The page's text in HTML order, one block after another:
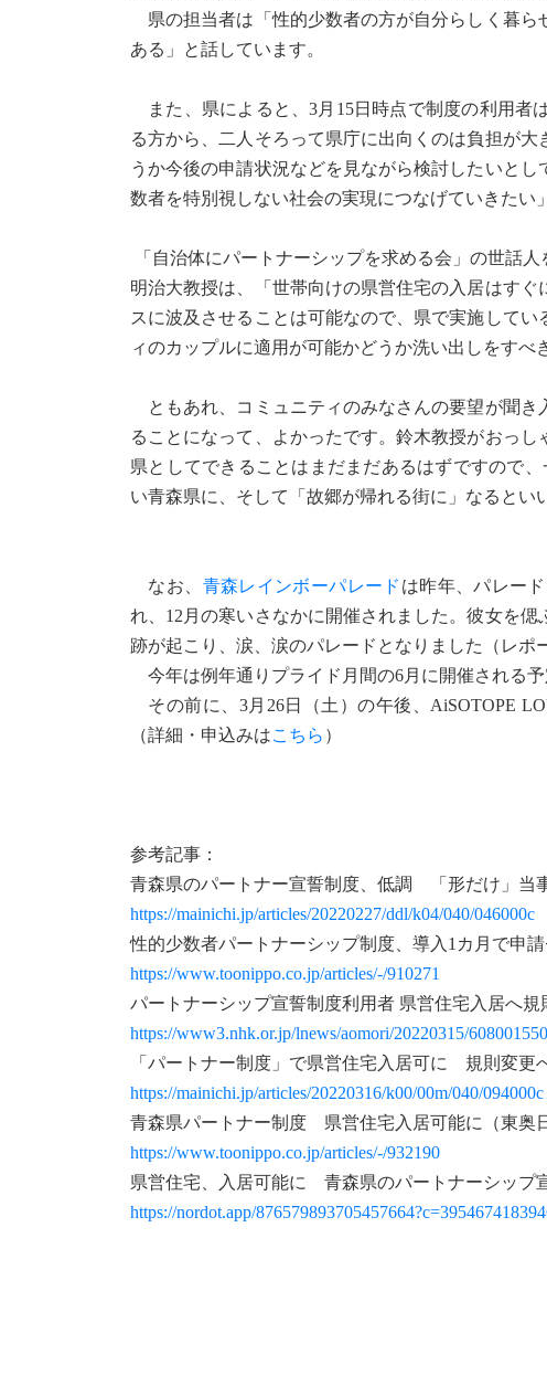
県の担当者は「性的少数者の方が自分らしく暮ら
ある」と話しています。
また、県によると、3月15日時点で制度の利用者
る方から、二人そろって県庁に出向くのは負担が
うか今後の申請状況などを見ながら検討したいと
数者を特別視しない社会の実現につなげていきたい
「自治体にパートナーシップを求める会」の世話
明治大教授は、「世帯向けの県営住宅の入居はす
スに波及させることは可能なので、県で実施して
ィのカップルに適用が可能かどうか洗い出しをすべ
ともあれ、コミュニティのみなさんの要望が聞き
ることになって、よかったです。鈴木教授がおっ
県としてできることはまだまだあるはずですので
い青森県に、そして「故郷が帰れる街に」なるとい
なお、 青森レインボーパレード は昨年、パレー
れ、12月の寒いさなかに開催されました。彼女を
跡が起こり、涙、涙のパレードとなりました（レポ
今年は例年通りプライド月間の6月に開催される予
その前に、3月26日（土）の午後、AiSOTOPE
（詳細・申込みはこちら ）
参考記事：
青森県のパートナー宣誓制度、低調 「形だけ」当
https://mainichi.jp/articles/20220227/ddl/k04/040/046000c
性的少数者パートナーシップ制度、導入1カ月で
https://www.toonippo.co.jp/articles/-/910271
パートナーシップ宣誓制度利用者 県営住宅入居へ規
https://www3.nhk.or.jp/lnews/aomori/20220315/
「パートナー制度」で県営住宅入居可に 規則変更
https://mainichi.jp/articles/20220316/k00/00m/040/094000c
青森県パートナー制度 県営住宅入居可能に（東奥
https://www.toonippo.co.jp/articles/-/932190
県営住宅、入居可能に 青森県のパートナーシップ
https://nordot.app/